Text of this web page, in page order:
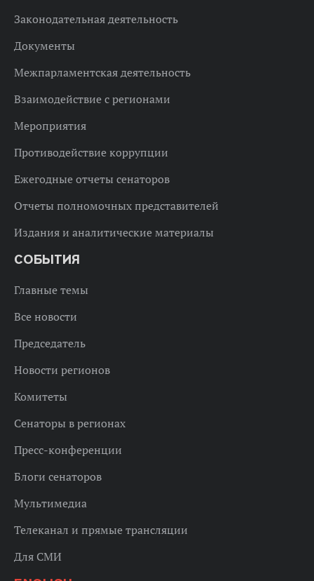
Законодательная деятельность
Документы
Межпарламентская деятельность
Взаимодействие с регионами
Мероприятия
Противодействие коррупции
Ежегодные отчеты сенаторов
Отчеты полномочных представителей
Издания и аналитические материалы
СОБЫТИЯ
Главные темы
Все новости
Председатель
Новости регионов
Комитеты
Сенаторы в регионах
Пресс-конференции
Блоги сенаторов
Мультимедиа
Телеканал и прямые трансляции
Для СМИ